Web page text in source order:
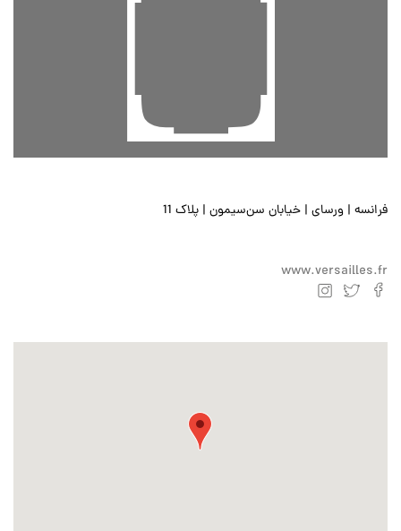
فرانسه | ورسای | خیابان سن‌سیمون | پلاک 11
www.versailles.fr